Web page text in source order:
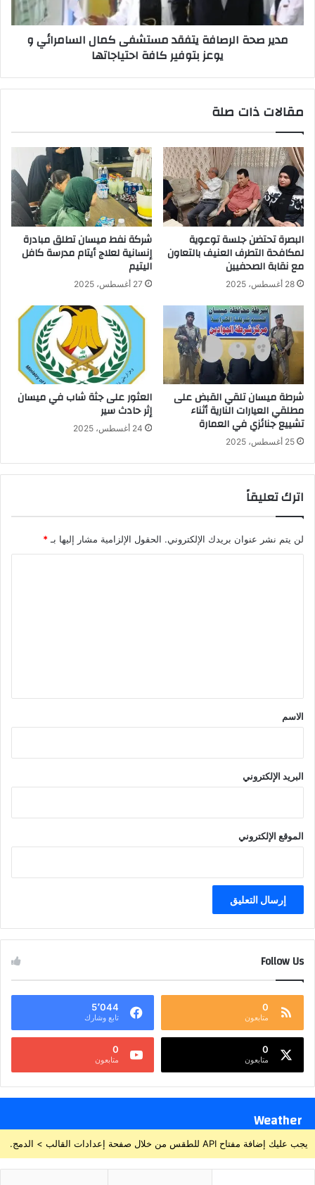
و
يوعز
بتوفيرمدير صحة الرصافة يتفقد مستشفى كمال السامرائي و
يوعز بتوفير كافة احتياجاتها
مقالات ذات صلة
البصرة تحتضن جلسة توعوية
لمكافحة التطرف العنيف بالتعاون
مع نقابة الصحفيين
28 أغسطس، 2025
شركة نفط ميسان تطلق مبادرة
إنسانية لعلاج أيتام مدرسة كافل
اليتيم
27 أغسطس، 2025
شرطة ميسان تلقي القبض على
مطلقي العيارات النارية أثناء
تشييع جنائزي في العمارة
25 أغسطس، 2025
العثور على جثة شاب في ميسان
إثر حادث سير
24 أغسطس، 2025
اترك تعليقاً
لن يتم نشر عنوان بريدك الإلكتروني. الحقول الإلزامية مشار إليها بـ*
*
الاسم
البريد الإلكتروني
الموقع الإلكتروني
Follow Us
0
متابعون
5٬044
تابع وشارك
0
متابعون
0
متابعون
Weather
يجب عليك إضافة مفتاح API للطقس من خلال صفحة إعدادات القالب > الدمج.